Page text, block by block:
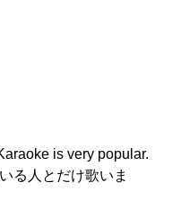
is very popular.
る人とだけ歌いま